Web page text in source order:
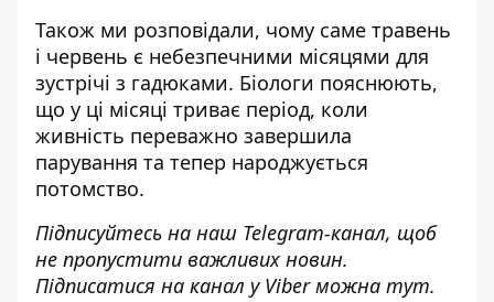
Також ми розповідали, чому саме травень
і червень є небезпечними місяцями для
зустрічі з гадюками. Біологи пояснюють,
що у ці місяці триває період, коли
живність переважно завершила
парування та тепер народжується
потомство.
Підписуйтесь на наш Telegram-канал, щоб
не пропустити важливих новин.
Підписатися на канал у Viber можна тут.